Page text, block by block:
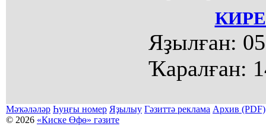
Яҙылған:
Ҡаралған:
Мәҡәләләр Һуңғы номер Яҙылыу Гәзиттә реклама Архив (PDF)
© 2026 «Киске Өфө» гәзите